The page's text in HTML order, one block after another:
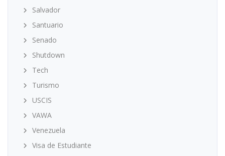
Salvador
Santuario
Senado
Shutdown
Tech
Turismo
USCIS
VAWA
Venezuela
Visa de Estudiante